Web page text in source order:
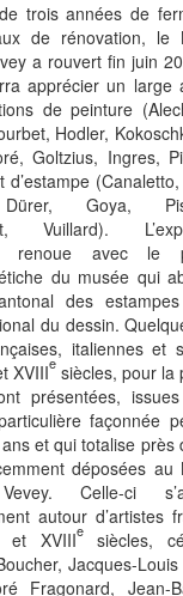
trois années de
de rénovation, le
a rouvert fin juin
apprécier un large
de peinture
Hodler,
Goltzius, Ingres,
d’estampe
Goya,
Vuillard).
renoue avec le
du musée qui
des
du dessin.
italiennes et
XVIIIesiècles, pour la
présentées, issues
façonnée
et qui totalise près
déposées au
Celle-ci
autour d’artistes
et XVIIIesiècles,
Jacques-Louis
Fragonard, Jean-